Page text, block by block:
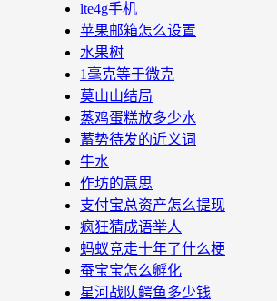
lte4g手机
苹果邮箱怎么设置
水果树
1毫克等于微克
莫山山结局
蒸鸡蛋糕放多少水
蓄势待发的近义词
牛水
作坊的意思
支付宝总资产怎么提现
疯狂猜成语举人
蚂蚁竞走十年了什么梗
蚕宝宝怎么孵化
星河战队鳄鱼多少钱